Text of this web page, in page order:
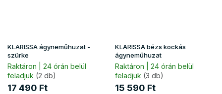
KLARISSA ágyneműhuzat -
szürke
Raktáron | 24 órán belül
feladjuk (2 db)
17 490 Ft
KLARISSA bézs kockás
ágyneműhuzat
Raktáron | 24 órán belül
feladjuk (3 db)
15 590 Ft